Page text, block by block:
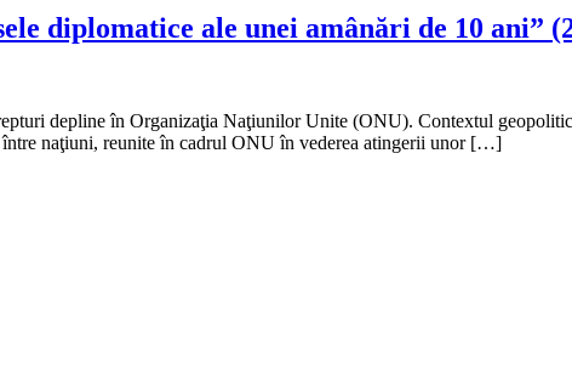
diplomatice ale unei amânări de 10 ani”
depline în Organizaţia Naţiunilor Unite (ONU). Contextul
între naţiuni, reunite în cadrul ONU în vederea atingerii unor […]